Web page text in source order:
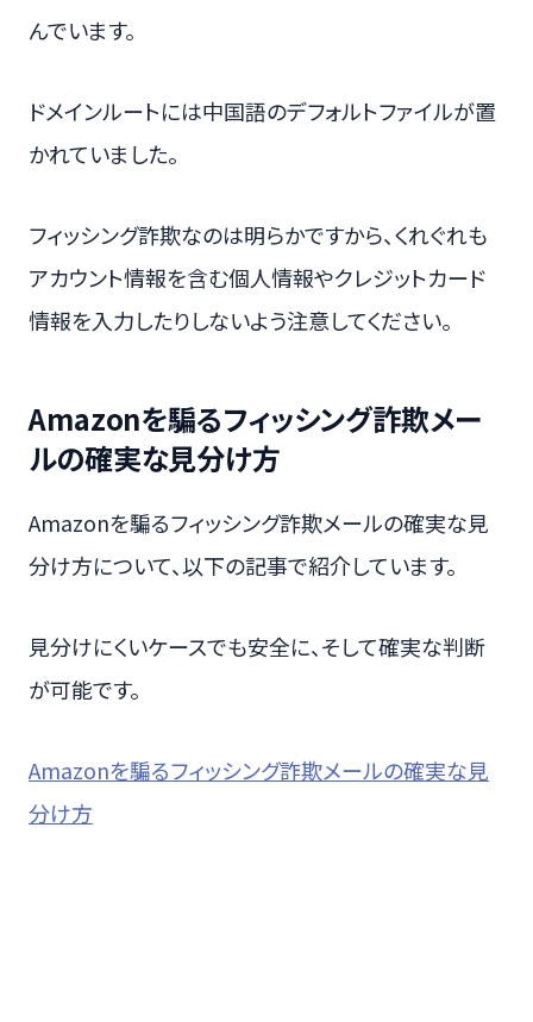
んでいます。
ドメインルートには中国語のデフォルトファイルが置
かれていました。
フィッシング詐欺なのは明らかですから、くれぐれも
アカウント情報を含む個人情報やクレジットカード
情報を入力したりしないよう注意してください。
Amazonを騙るフィッシング詐欺メー
ルの確実な見分け方
Amazonを騙るフィッシング詐欺メールの確実な見
分け方について、以下の記事で紹介しています。
見分けにくいケースでも安全に、そして確実な判断
が可能です。
Amazonを騙るフィッシング詐欺メールの確実な見
分け方